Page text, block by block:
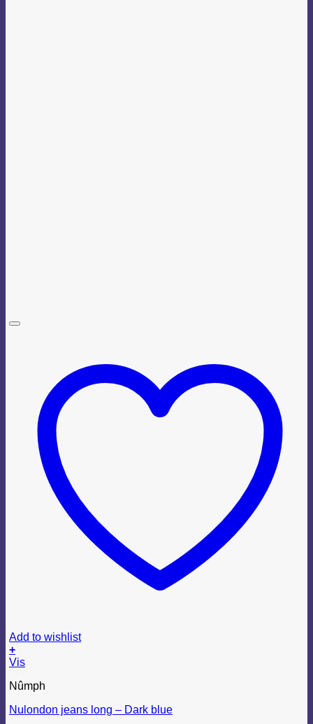
Add to wishlist
+
Dette
har
varianter.
Vis
Nûmph
Nulondon jeans long – Dark blue